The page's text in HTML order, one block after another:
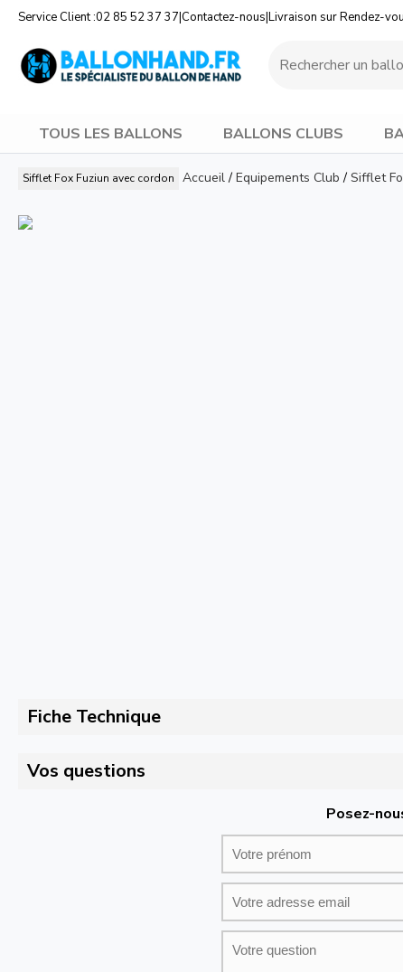
Service Client :02 85 52 37 37|Contactez-nous|Livraison sur Rendez-
TOUS LES BALLONS BALLONS CLUBS
Sifflet Fox Fuziun avec cordon Accueil/ Equipements Club / Sifflet
Fiche Technique
Vos questions
Posez-